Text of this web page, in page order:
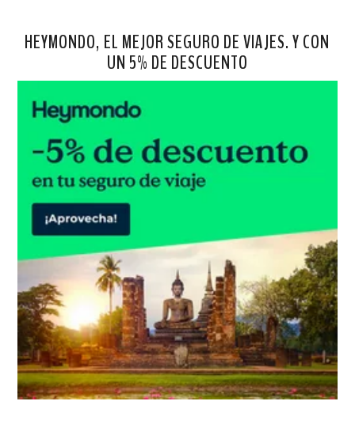
HEYMONDO, EL MEJOR SEGURO DE VIAJES. Y CON
UN 5% DE DESCUENTO